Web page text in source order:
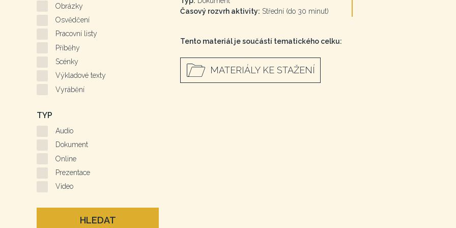
Časový rozvrh aktivity: Střední (do 30 minut)
Tento materiál je součástí tematického celku:
MATERIÁLY KE STAŽENÍ
Obrázky
Osvědčení
Pracovní listy
Příběhy
Scénky
Výkladové texty
Vyrábění
TYP
Audio
Dokument
Online
Prezentace
Video
HLEDAT